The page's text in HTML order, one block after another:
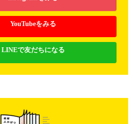
YouTubeをみる
LINEで友だちになる